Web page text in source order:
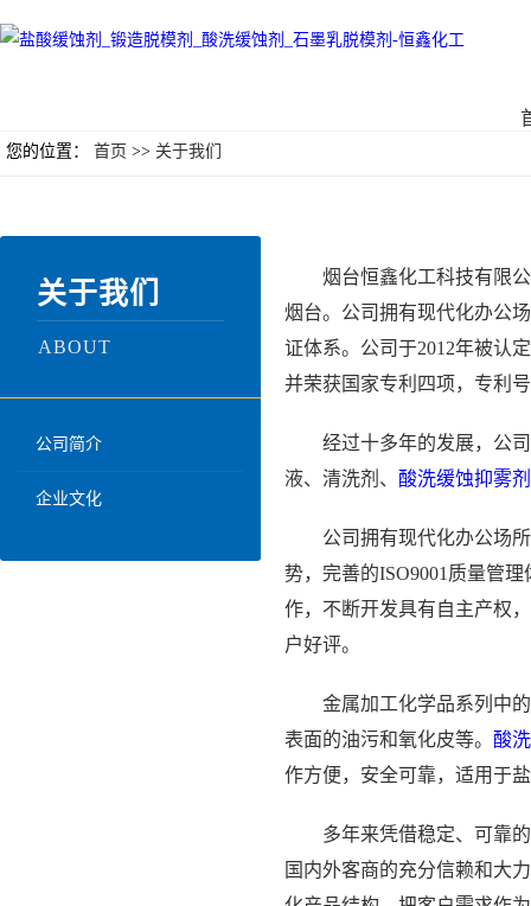
您的位置： 首页 >> 关于我们
关于我们
ABOUT
公司简介
企业文化
烟台恒鑫化工科技有限
烟台。公司拥有现代化办公
证体系。公司于2012年被认
并荣获国家专利四项，专利号
经过十多年的发展，公
液、清洗剂、 酸洗缓蚀抑雾剂
公司拥有现代化办公场
势，完善的ISO9001质量管
作，不断开发具有自主产权
户好评。
金属加工化学品系列中的
表面的油污和氧化皮等。 酸
作方便，安全可靠，适用于
多年来凭借稳定、可靠
国内外客商的充分信赖和大